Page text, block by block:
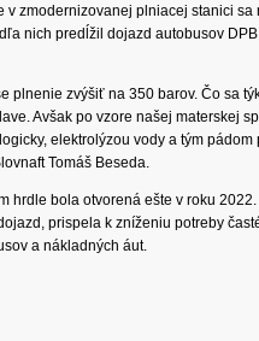
v zmodernizovanej plniacej stanici
nich predĺžil dojazd autobusov
plnenie zvýšiť na 350 barov. Čo sa
Avšak po vzore našej materskej
elektrolýzou vody a tým
Tomáš Beseda.
hrdle bola otvorená ešte v roku
prispela k zníženiu potreby
a nákladných áut.